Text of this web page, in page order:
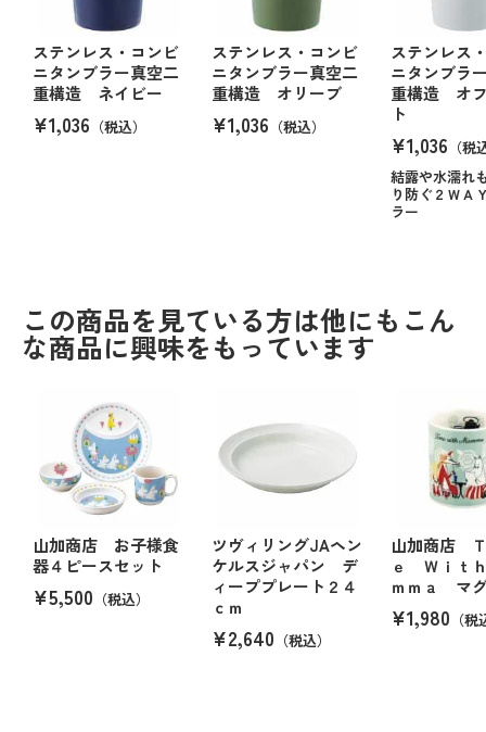
ステンレス・コンビ
ニタンブラー真空二
重構造 ネイビー
¥1,036 （税込）
ステンレス・コンビ
ニタンブラー真空二
重構造 オリーブ
¥1,036 （税込）
ステンレス
ニタンブラ
重構造 オ
ト
¥1,036 （税
結露や水濡れ
り防ぐ２ＷＡ
ラー
この商品を見ている方は他にもこん
な商品に興味をもっています
山加商店 お子様食
器４ピースセット
¥5,500 （税込）
ツヴィリングJAヘン
ケルスジャパン デ
ィーププレート２４
ｃｍ
¥2,640 （税込）
山加商店
ｅ Ｗｉｔ
ｍｍａ マ
¥1,980 （